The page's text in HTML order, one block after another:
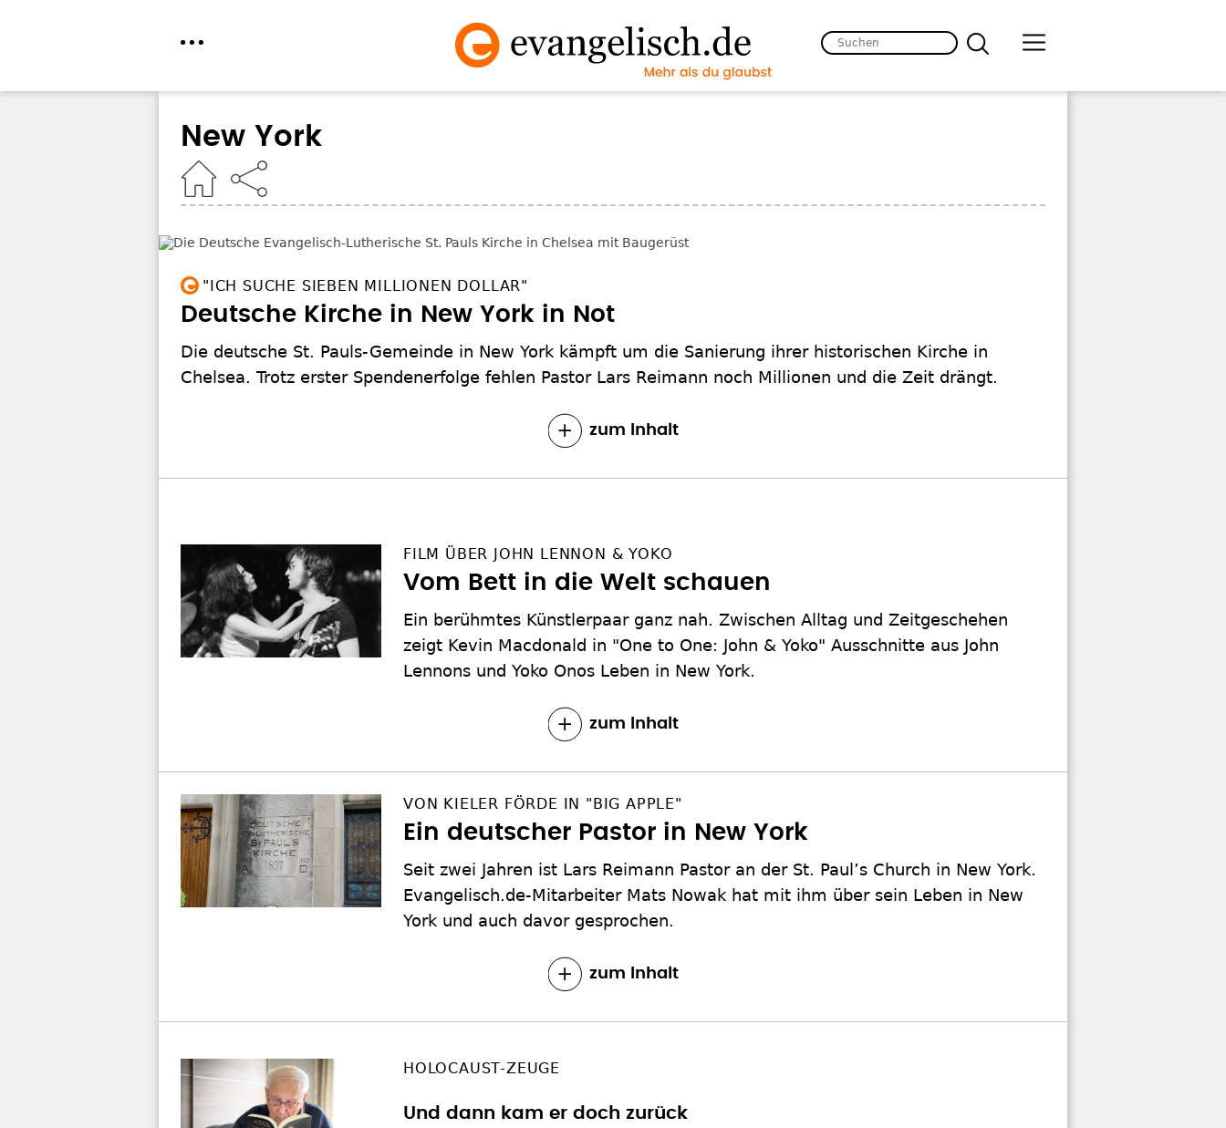
New York
"ICH SUCHE SIEBEN MILLIONEN DOLLAR"
Deutsche Kirche in New York in Not
Die deutsche St. Pauls-Gemeinde in New York kämpft um die Sanierung ihrer historischen Kirche in
Chelsea. Trotz erster Spendenerfolge fehlen Pastor Lars Reimann noch Millionen und die Zeit drängt.
zum Inhalt
FILM ÜBER JOHN LENNON & YOKO
Vom Bett in die Welt schauen
Ein berühmtes Künstlerpaar ganz nah. Zwischen Alltag und Zeitgeschehen
zeigt Kevin Macdonald in "One to One: John & Yoko" Ausschnitte aus John
Lennons und Yoko Onos Leben in New York.
zum Inhalt
VON KIELER FÖRDE IN "BIG APPLE"
Ein deutscher Pastor in New York
Seit zwei Jahren ist Lars Reimann Pastor an der St. Paul’s Church in New York.
Evangelisch.de-Mitarbeiter Mats Nowak hat mit ihm über sein Leben in New
York und auch davor gesprochen.
zum Inhalt
HOLOCAUST-ZEUGE
Und dann kam er doch zurück